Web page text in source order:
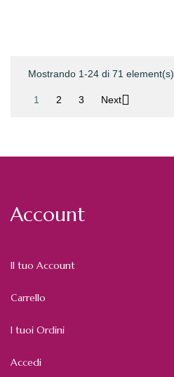
Mostrando 1-24 di 71 element(s)
1 2 3 Next
Account
Il tuo Account
Carrello
I tuoi Ordini
Accedi